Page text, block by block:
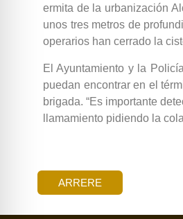
ermita de la urbanización
unos tres metros de
operarios han cerrado la
El Ayuntamiento y la
puedan encontrar en el
brigada. “Es importante
llamamiento pidiendo la
ARRERE